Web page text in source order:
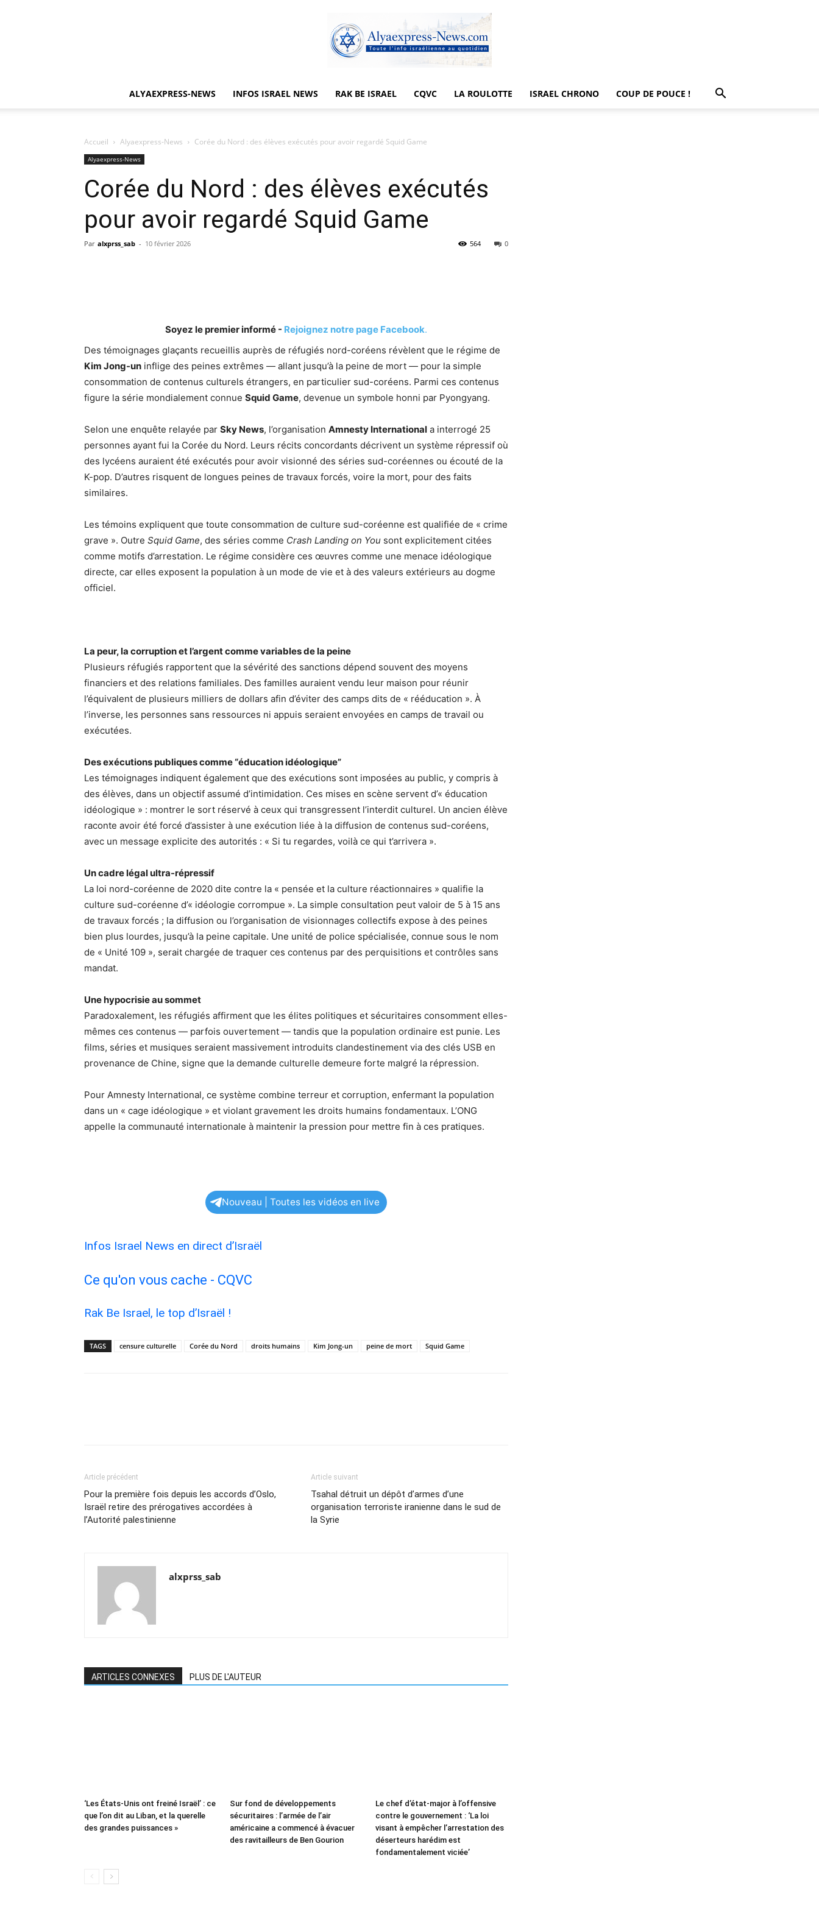
News
ALYAEXPRESS-NEWS INFOS ISRAEL NEWS RAK BE ISRAEL CQVC LA ROULOTTE ISRAEL CHRONO COUP DE POUCE !
Accueil Alyaexpress-News Corée du Nord : des élèves exécutés pour avoir regardé Squid Game
Alyaexpress-News
Corée du Nord : des élèves exécutés
pour avoir regardé Squid Game
Par alxprss_sab - 10 février 2026 0
564
Soyez le premier informé - Rejoignez notre page Facebook.
Des témoignages glaçants recueillis auprès de réfugiés nord-coréens révèlent que le régime de
Kim Jong-un inflige des peines extrêmes — allant jusqu’à la peine de mort — pour la simple
consommation de contenus culturels étrangers, en particulier sud-coréens. Parmi ces contenus
figure la série mondialement connue Squid Game, devenue un symbole honni par Pyongyang.
Selon une enquête relayée par Sky News, l’organisation Amnesty International a interrogé 25
personnes ayant fui la Corée du Nord. Leurs récits concordants décrivent un système répressif où
des lycéens auraient été exécutés pour avoir visionné des séries sud-coréennes ou écouté de la
K-pop. D’autres risquent de longues peines de travaux forcés, voire la mort, pour des faits
similaires.
Les témoins expliquent que toute consommation de culture sud-coréenne est qualifiée de « crime
grave ». Outre Squid Game, des séries comme Crash Landing on You sont explicitement citées
comme motifs d’arrestation. Le régime considère ces œuvres comme une menace idéologique
directe, car elles exposent la population à un mode de vie et à des valeurs extérieurs au dogme
officiel.
La peur, la corruption et l’argent comme variables de la peine
Plusieurs réfugiés rapportent que la sévérité des sanctions dépend souvent des moyens
financiers et des relations familiales. Des familles auraient vendu leur maison pour réunir
l’équivalent de plusieurs milliers de dollars afin d’éviter des camps dits de « rééducation ». À
l’inverse, les personnes sans ressources ni appuis seraient envoyées en camps de travail ou
exécutées.
Des exécutions publiques comme “éducation idéologique”
Les témoignages indiquent également que des exécutions sont imposées au public, y compris à
des élèves, dans un objectif assumé d’intimidation. Ces mises en scène servent d’« éducation
idéologique » : montrer le sort réservé à ceux qui transgressent l’interdit culturel. Un ancien élève
raconte avoir été forcé d’assister à une exécution liée à la diffusion de contenus sud-coréens,
avec un message explicite des autorités : « Si tu regardes, voilà ce qui t’arrivera ».
Un cadre légal ultra-répressif
La loi nord-coréenne de 2020 dite contre la « pensée et la culture réactionnaires » qualifie la
culture sud-coréenne d’« idéologie corrompue ». La simple consultation peut valoir de 5 à 15 ans
de travaux forcés ; la diffusion ou l’organisation de visionnages collectifs expose à des peines
bien plus lourdes, jusqu’à la peine capitale. Une unité de police spécialisée, connue sous le nom
de « Unité 109 », serait chargée de traquer ces contenus par des perquisitions et contrôles sans
mandat.
Une hypocrisie au sommet
Paradoxalement, les réfugiés affirment que les élites politiques et sécuritaires consomment elles-
mêmes ces contenus — parfois ouvertement — tandis que la population ordinaire est punie. Les
films, séries et musiques seraient massivement introduits clandestinement via des clés USB en
provenance de Chine, signe que la demande culturelle demeure forte malgré la répression.
Pour Amnesty International, ce système combine terreur et corruption, enfermant la population
dans un « cage idéologique » et violant gravement les droits humains fondamentaux. L’ONG
appelle la communauté internationale à maintenir la pression pour mettre fin à ces pratiques.
Nouveau | Toutes les vidéos en live
Infos Israel News en direct d’Israël
Ce qu'on vous cache - CQVC
Rak Be Israel, le top d’Israël !
TAGS censure culturelle Corée du Nord droits humains Kim Jong-un peine de mort Squid Game
Article précédent
Pour la première fois depuis les accords d’Oslo,
Israël retire des prérogatives accordées à
l’Autorité palestinienne
Article suivant
Tsahal détruit un dépôt d’armes d’une
organisation terroriste iranienne dans le sud de
la Syrie
alxprss_sab
ARTICLES CONNEXES PLUS DE L'AUTEUR
‘Les États-Unis ont freiné Israël’ : ce
que l’on dit au Liban, et la querelle
des grandes puissances »
Sur fond de développements
sécuritaires : l’armée de l’air
américaine a commencé à évacuer
des ravitailleurs de Ben Gourion
Le chef d’état-major à l’offensive
contre le gouvernement : ‘La loi
visant à empêcher l’arrestation des
déserteurs harédim est
fondamentalement viciée’